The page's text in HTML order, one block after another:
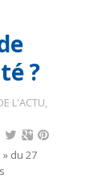
?
L'ACTU,
du 27